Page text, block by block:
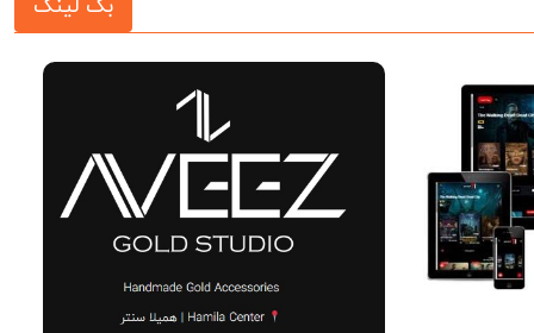
بک لینک